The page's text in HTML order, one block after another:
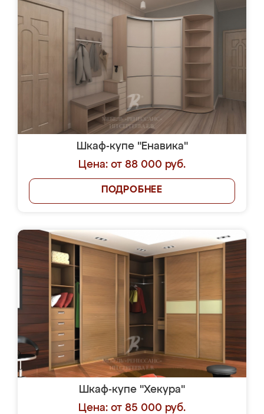
Шкаф-купе "Енавика"
Цена: от 88 000 руб.
ПОДРОБНЕЕ
Шкаф-купе "Хекура"
Цена: от 85 000 руб.